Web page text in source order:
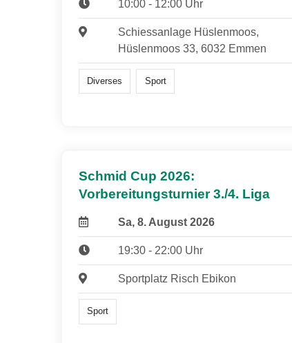
10:00 - 12:00 Uhr
Schiessanlage Hüslenmoos,
Hüslenmoos 33, 6032 Emmen
Diverses Sport
Schmid Cup 2026:
Vorbereitungsturnier 3./4. Liga
Sa, 8. August 2026
19:30 - 22:00 Uhr
Sportplatz Risch Ebikon
Sport